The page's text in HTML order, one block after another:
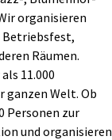
organisieren
Betriebsfest,
Räumen.
11.000
ganzen Welt. Ob
Personen zur
und organisieren